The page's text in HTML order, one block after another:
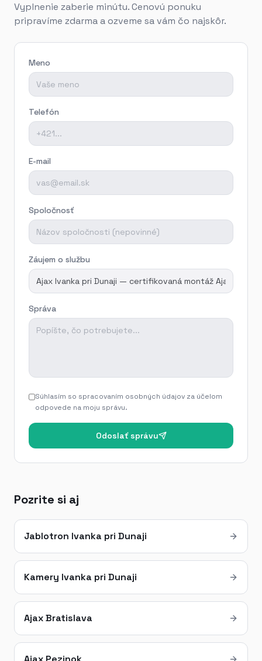
Vyplnenie zaberie minútu. Cenovú ponuku
pripravíme zdarma a ozveme sa vám čo najskôr.
Meno
Telefón
E-mail
Spoločnosť
Záujem o službu
Správa
Súhlasím so spracovaním osobných údajov za účelom
odpovede na moju správu.
Odoslať správu
Pozrite si aj
Jablotron Ivanka pri Dunaji
Kamery Ivanka pri Dunaji
Ajax Bratislava